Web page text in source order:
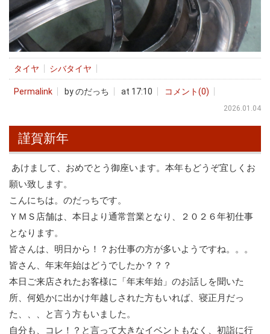
タイヤ シバタイヤ
Permalink by のだっち at 17:10 コメント(0)
2026.01.04
謹賀新年
あけまして、おめでとう御座います。本年もどうぞ宜しくお
願い致します。
こんにちは。のだっちです。
ＹＭＳ店舗は、本日より通常営業となり、２０２６年初仕事
となります。
皆さんは、明日から！？お仕事の方が多いようですね。。。
皆さん、年末年始はどうでしたか？？？
本日ご来店されたお客様に「年末年始」のお話しを聞いた
所、何処かに出かけ年越しされた方もいれば、寝正月だっ
た、、、と言う方もいました。
自分も、コレ！？と言って大きなイベントもなく、初詣に行